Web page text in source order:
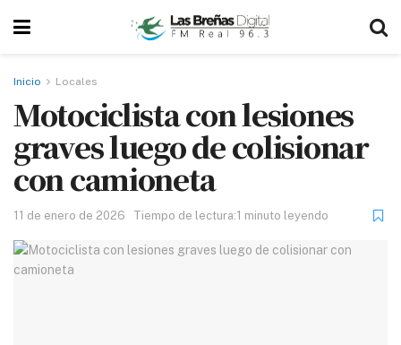
Inicio Locales
Motociclista con lesiones
graves luego de colisionar
con camioneta
11 de enero de 2026 Tiempo de lectura:1 minuto leyendo